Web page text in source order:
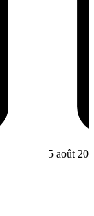
5 août